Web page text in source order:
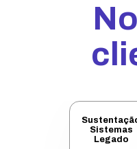
Sistemas
Legado